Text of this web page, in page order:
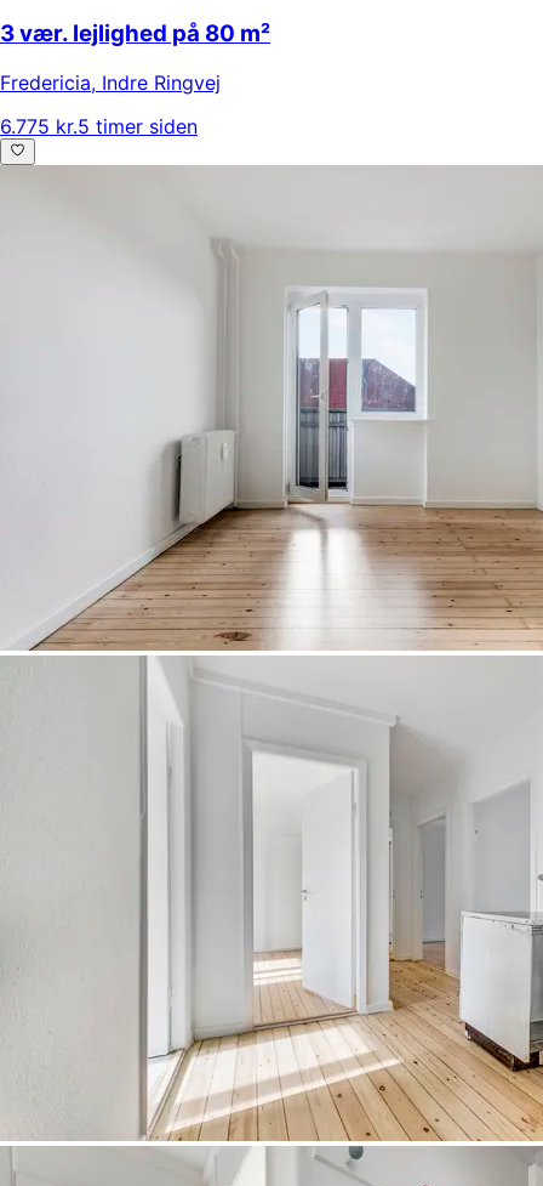
3 vær. lejlighed på 80 m²
Fredericia, Indre Ringvej
6.775 kr.5 timer siden